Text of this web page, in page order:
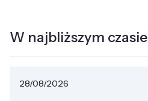
W najbliższym czasie
28/08/2026